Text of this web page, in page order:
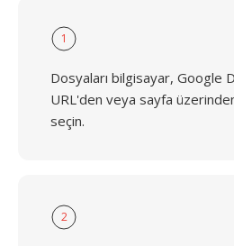
1
Dosyaları bilgisayar, Google
URL'den veya sayfa
seçin.
2